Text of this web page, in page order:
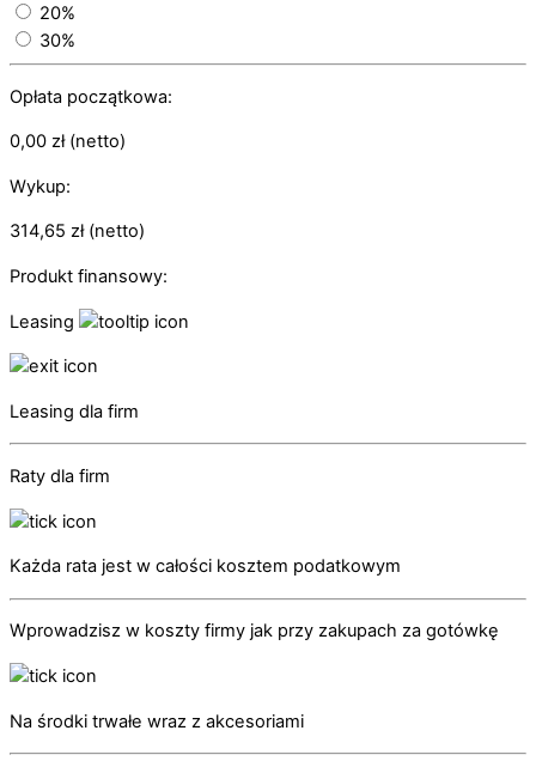
20%
30%
Opłata początkowa:
0,00 zł(netto)
Wykup:
314,65 zł(netto)
Produkt finansowy:
Leasing
Leasing dla firm
Raty dla firm
Każda rata jest w całości kosztem podatkowym
Wprowadzisz w koszty firmy jak przy zakupach za gotówkę
Na środki trwałe wraz z akcesoriami